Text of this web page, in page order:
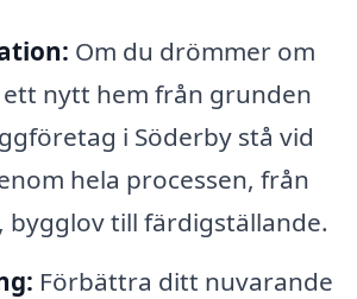
Om du drömmer om
nytt hem från grunden
i Söderby stå vid
hela processen, från
bygglov till färdigställande.
Förbättra ditt nuvarande